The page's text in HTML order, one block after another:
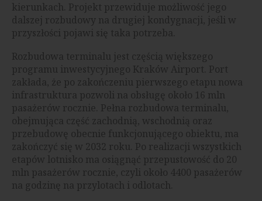
kierunkach. Projekt przewiduje możliwość jego
dalszej rozbudowy na drugiej kondygnacji, jeśli w
przyszłości pojawi się taka potrzeba.
Rozbudowa terminalu jest częścią większego
programu inwestycyjnego Kraków Airport. Port
zakłada, że po zakończeniu pierwszego etapu nowa
infrastruktura pozwoli na obsługę około 16 mln
pasażerów rocznie. Pełna rozbudowa terminalu,
obejmująca część zachodnią, wschodnią oraz
przebudowę obecnie funkcjonującego obiektu, ma
zakończyć się w 2032 roku. Po realizacji wszystkich
etapów lotnisko ma osiągnąć przepustowość do 20
mln pasażerów rocznie, czyli około 4400 pasażerów
na godzinę na przylotach i odlotach.